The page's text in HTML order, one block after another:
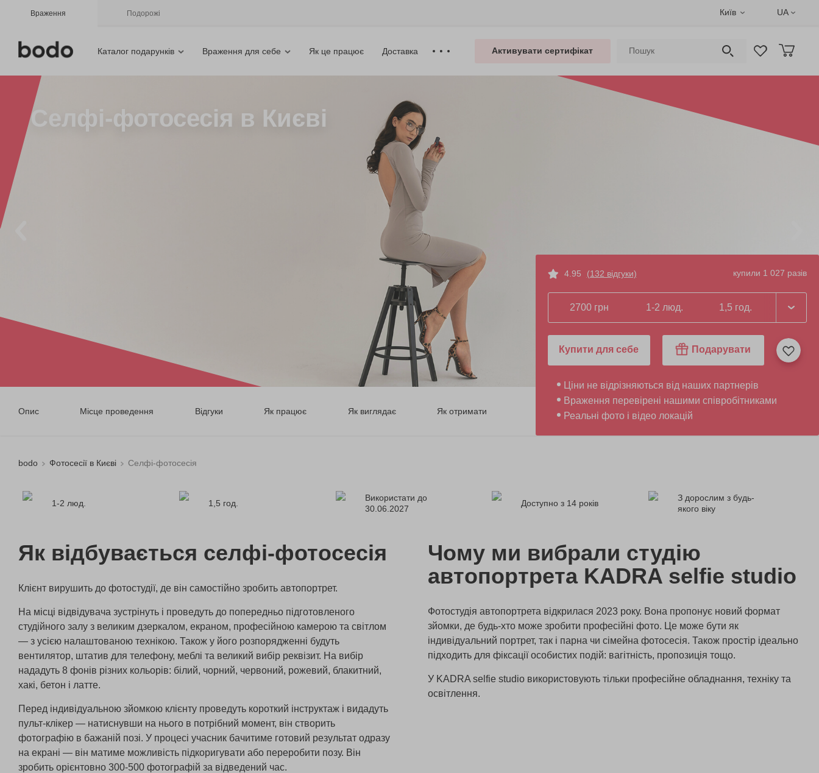
Враження Подорожі Київ UA
Каталог подарунків Враження для себе Як це працює Доставка Активувати сертифікат
Селфі-фотосесія в Києві
Опис Місце проведення Відгуки Як працює Як виглядає Як отримати
4.95 (132 відгуки) купили 1 027 разів
2700 грн 1-2 люд. 1,5 год.
Купити для себе Подарувати
Ціни не відрізняються від наших партнерів
Враження перевірені нашими співробітниками
Реальні фото і відео локацій
bodo Фотосесії в Києві Селфі-фотосесія
1-2 люд. 1,5 год.
Використати до
30.06.2027
Доступно з 14 років
З дорослим з будь-
якого віку
Як відбувається селфі-фотосесія
Клієнт вирушить до фотостудії, де він самостійно зробить автопортрет.
На місці відвідувача зустрінуть і проведуть до попередньо підготовленого
студійного залу з великим дзеркалом, екраном, професійною камерою та світлом
— з усією налаштованою технікою. Також у його розпорядженні будуть
вентилятор, штатив для телефону, меблі та великий вибір реквізит. На вибір
нададуть 8 фонів різних кольорів: білий, чорний, червоний, рожевий, блакитний,
хакі, бетон і латте.
Перед індивідуальною зйомкою клієнту проведуть короткий інструктаж і видадуть
пульт-клікер — натиснувши на нього в потрібний момент, він створить
фотографію в бажаній позі. У процесі учасник бачитиме готовий результат одразу
на екрані — він матиме можливість підкоригувати або переробити позу. Він
зробить орієнтовно 300-500 фотографій за відведений час.
Чому ми вибрали студію
автопортрета KADRA selfie studio
Фотостудія автопортрета відкрилася 2023 року. Вона пропонує новий формат
зйомки, де будь-хто може зробити професійні фото. Це може бути як
індивідуальний портрет, так і парна чи сімейна фотосесія. Також простір ідеально
підходить для фіксації особистих подій: вагітність, пропозиція тощо.
У KADRA selfie studio використовують тільки професійне обладнання, техніку та
освітлення.